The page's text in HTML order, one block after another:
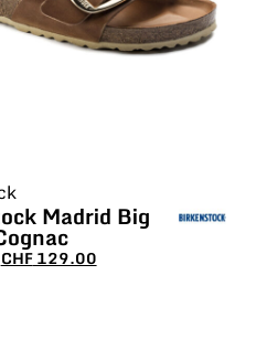
Madrid Big
CHF129.00